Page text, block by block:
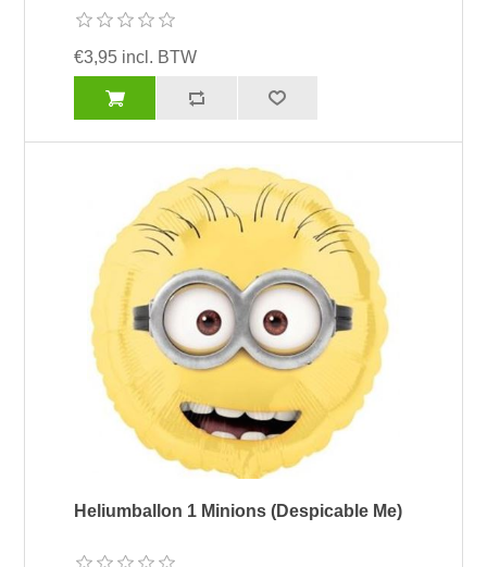
€3,95 incl. BTW
Heliumballon 1 Minions (Despicable Me)